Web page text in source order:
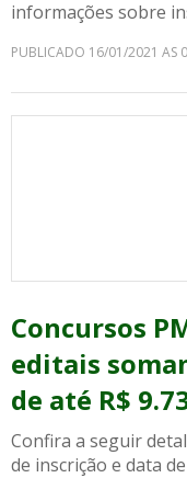
informações sobre
PUBLICADO 16/01/2021 AS
Concursos
editais
de até R$
Confira a seguir
de inscrição e data